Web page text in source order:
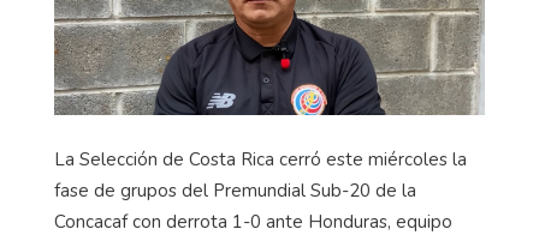
La Selección de Costa Rica cerró este miércoles la
fase de grupos del Premundial Sub-20 de la
Concacaf con derrota 1-0 ante Honduras, equipo